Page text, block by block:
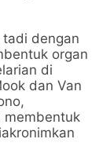
tadi dengan
organ
di
dan Van
membentuk